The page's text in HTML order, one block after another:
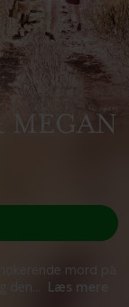
mord på
den
Læs mere